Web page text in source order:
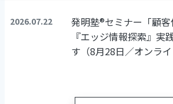
2026.07.22
発明塾®セミナー「顧
『エッジ情報探索』実
す（8月28日／オンライ